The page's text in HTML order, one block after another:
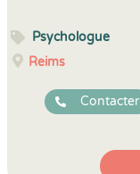
Psychologue
Reims
Contacter